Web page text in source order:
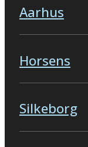
Aarhus
Horsens
Silkeborg